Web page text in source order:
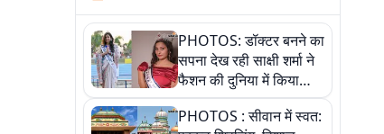
PHOTOS: डॉक्टर बनने का
सपना देख रही साक्षी शर्मा ने
फैशन की दुनिया में किया
कमाल,जानिए बेगूसराय की
बेटी ने कैसे दी अपने सपनों
PHOTOS : सीवान में स्वत: